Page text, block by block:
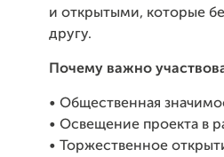
и открытыми, которые
другу.
Почему важно
• Общественная
• Освещение проекта в
• Торжественное